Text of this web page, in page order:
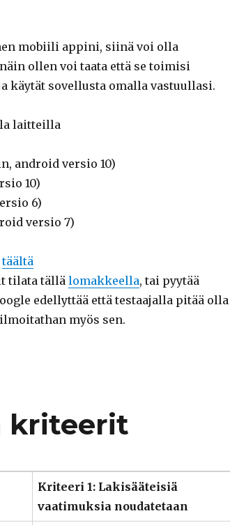
mobiili appini, siinä voi olla
ollen voi taata että se toimisi
käytät sovellusta omalla vastuullasi.
laitteilla
android versio 10)
10)
6)
versio 7)
täältä
tilata tällä lomakkeella, tai pyytää
edellyttää että testaajalla pitää olla
myös sen.
kriteerit
Kriteeri 1: Lakisääteisiä
vaatimuksia noudatetaan